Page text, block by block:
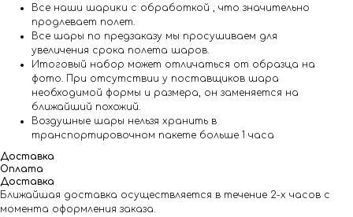
Все наши шарики с обработкой , что значительно
продлевает полет.
Все шары по предзаказу мы просушиваем для
увеличения срока полета шаров.
Итоговый набор может отличаться от образца на
фото. При отсутствии у поставщиков шара
необходимой формы и размера, он заменяется на
ближайший похожий.
Воздушные шары нельзя хранить в
транспортировочном пакете больше 1 часа
Доставка
Оплата
Доставка
Ближайшая доставка осуществляется в течение 2-х часов с
момента оформления заказа.